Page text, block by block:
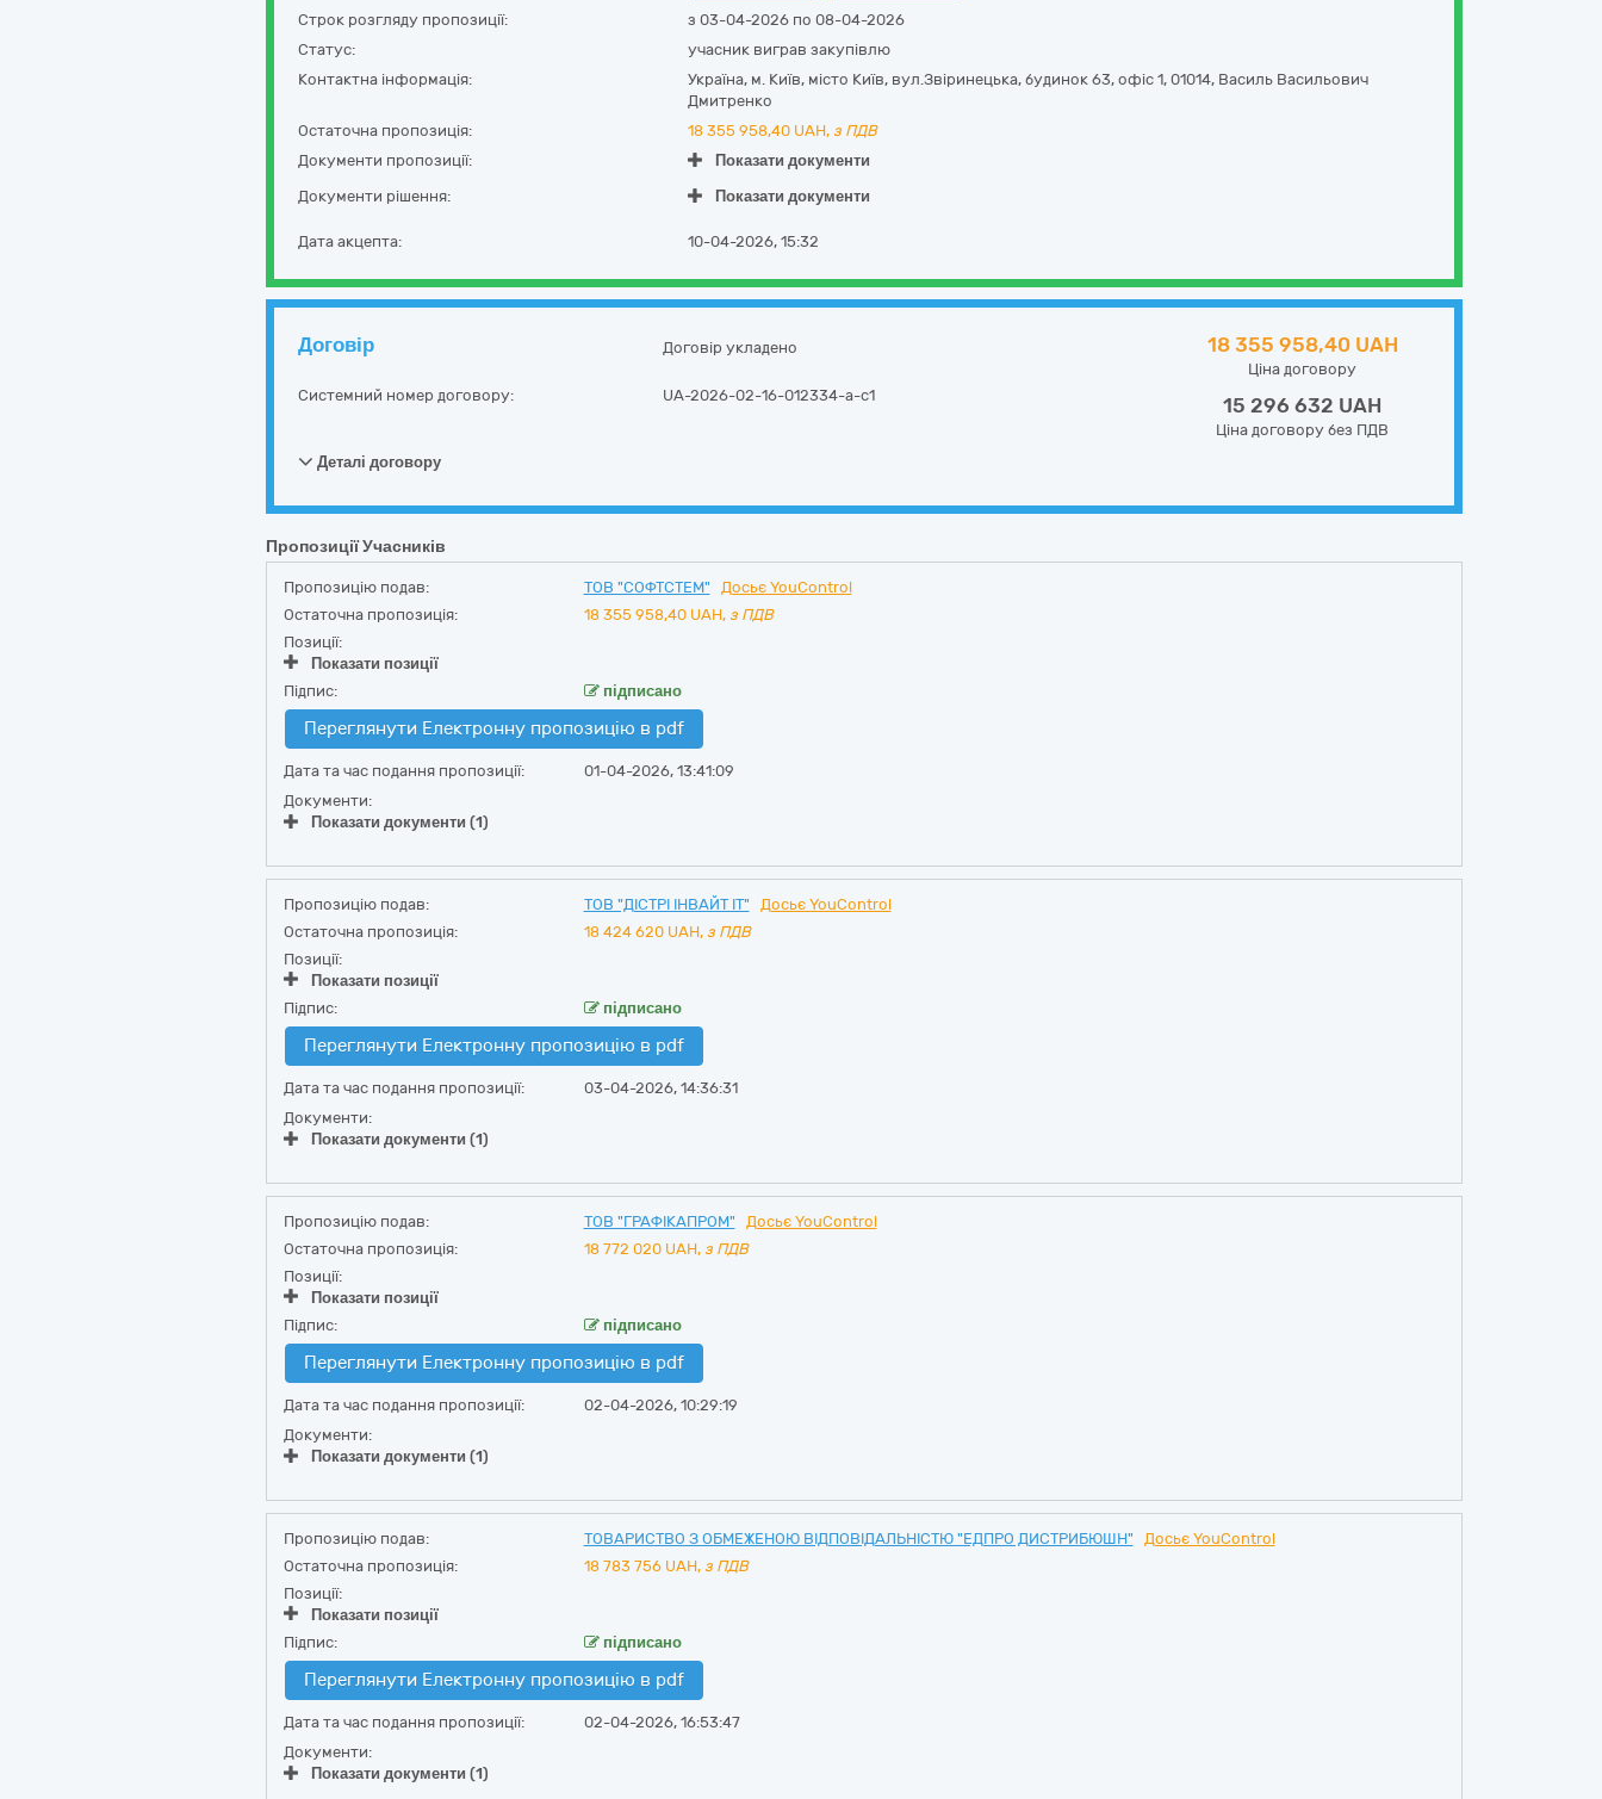
Строк розгляду пропозиції:
з 03-04-2026 по 08-04-2026
Статус:
учасник виграв закупівлю
Контактна інформація:
Україна, м. Київ, місто Київ, вул.Звіринецька, будинок 63, офіс 1, 01014, Василь Васильович
Дмитренко
Остаточна пропозиція:
18 355 958,40 UAH, з ПДВ
Документи пропозиції:
Показати документи
Документи рішення:
Показати документи
Дата акцепта: 10-04-2026, 15:32
Договір Договір укладено
Системний номер договору: UA-2026-02-16-012334-a-c1
18 355 958,40 UAH
Ціна договору
15 296 632 UAH
Ціна договору без ПДВ
Деталі договору
Пропозиції Учасників
Пропозицію подав: ТОВ "СОФТСТЕМ"
Досьє YouControl
Остаточна пропозиція:
18 355 958,40 UAH, з ПДВ
Позиції:
Показати позиції
Підпис:
підписано
Переглянути Електронну пропозицію в pdf
Дата та час подання пропозиції:
01-04-2026, 13:41:09
Документи:
Показати документи (1)
Пропозицію подав: ТОВ "ДІСТРІ ІНВАЙТ ІТ"
Досьє YouControl
Остаточна пропозиція:
18 424 620 UAH, з ПДВ
Позиції:
Показати позиції
Підпис:
підписано
Переглянути Електронну пропозицію в pdf
Дата та час подання пропозиції:
03-04-2026, 14:36:31
Документи:
Показати документи (1)
Пропозицію подав: ТОВ "ГРАФІКАПРОМ"
Досьє YouControl
Остаточна пропозиція:
18 772 020 UAH, з ПДВ
Позиції:
Показати позиції
Підпис:
підписано
Переглянути Електронну пропозицію в pdf
Дата та час подання пропозиції:
02-04-2026, 10:29:19
Документи:
Показати документи (1)
Пропозицію подав: ТОВАРИСТВО З ОБМЕЖЕНОЮ ВІДПОВІДАЛЬНІСТЮ "ЕДПРО ДИСТРИБЮШН"
Досьє YouControl
Остаточна пропозиція:
18 783 756 UAH, з ПДВ
Позиції:
Показати позиції
Підпис:
підписано
Переглянути Електронну пропозицію в pdf
Дата та час подання пропозиції:
02-04-2026, 16:53:47
Документи:
Показати документи (1)